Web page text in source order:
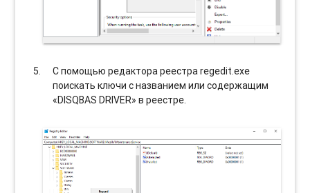
С помощью редактора реестра regedit.exe
поискать ключи с названием или содержащим
«DISQBAS DRIVER» в реестре.